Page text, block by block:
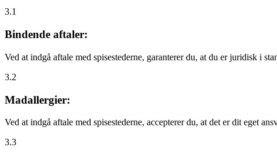
3.1
Bindende aftaler:
Ved at indgå aftale med spisestederne, garanterer du, at du er juridisk i
3.2
Madallergier:
Ved at indgå aftale med spisestederne, accepterer du, at det er dit eget
3.3